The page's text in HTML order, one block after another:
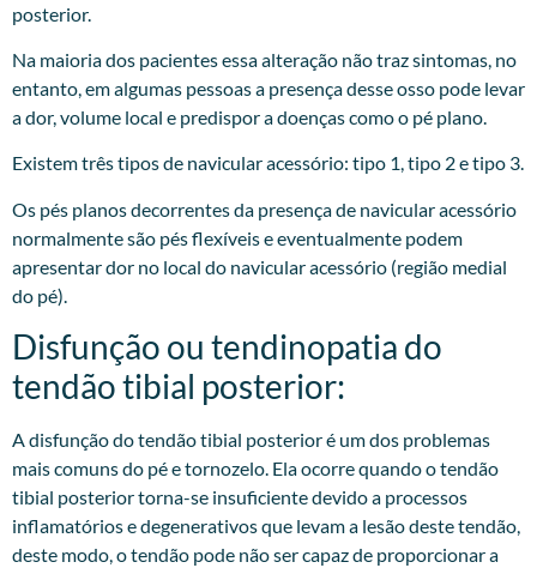
posterior.
Na maioria dos pacientes essa alteração não traz sintomas, no
entanto, em algumas pessoas a presença desse osso pode levar
a dor, volume local e predispor a doenças como o pé plano.
Existem três tipos de navicular acessório: tipo 1, tipo 2 e tipo 3.
Os pés planos decorrentes da presença de navicular acessório
normalmente são pés flexíveis e eventualmente podem
apresentar dor no local do navicular acessório (região medial
do pé).
Disfunção ou tendinopatia do
tendão tibial posterior:
A disfunção do tendão tibial posterior é um dos problemas
mais comuns do pé e tornozelo. Ela ocorre quando o tendão
tibial posterior torna-se insuficiente devido a processos
inflamatórios e degenerativos que levam a lesão deste tendão,
deste modo, o tendão pode não ser capaz de proporcionar a